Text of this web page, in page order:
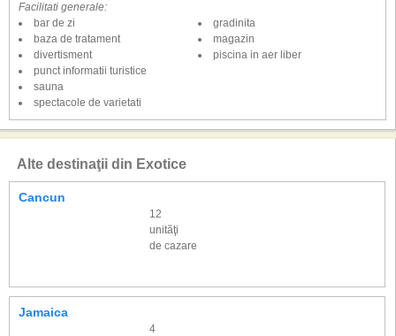
Facilitati generale:
bar de zi
baza de tratament
divertisment
gradinita
magazin
piscina in aer liber
punct informatii turistice
sauna
spectacole de varietati
Alte destinaţii din Exotice
Cancun
12
unităţi
de cazare
Jamaica
4